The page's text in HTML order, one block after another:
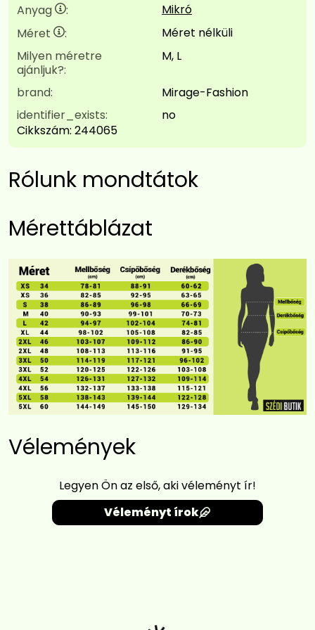
Anyag :
Mikró
Méret
:
Méret nélküli
Milyen méretre
ajánljuk?:
M, L
brand:
Mirage-Fashion
identifier_exists:
no
Cikkszám: 244065
Rólunk mondtátok
Mérettáblázat
Vélemények
Legyen Ön az első, aki véleményt ír!
Véleményt írok